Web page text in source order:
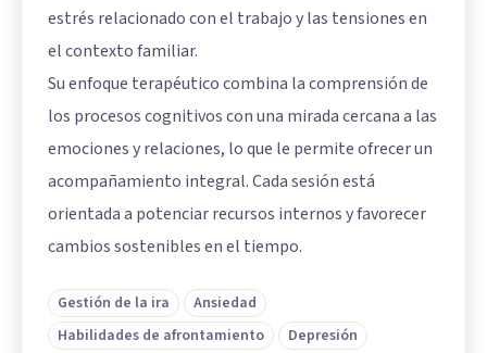
estrés relacionado con el trabajo y las tensiones en
el contexto familiar.
Su enfoque terapéutico combina la comprensión de
los procesos cognitivos con una mirada cercana a las
emociones y relaciones, lo que le permite ofrecer un
acompañamiento integral. Cada sesión está
orientada a potenciar recursos internos y favorecer
cambios sostenibles en el tiempo.
Gestión de la ira
Ansiedad
Habilidades de afrontamiento
Depresión